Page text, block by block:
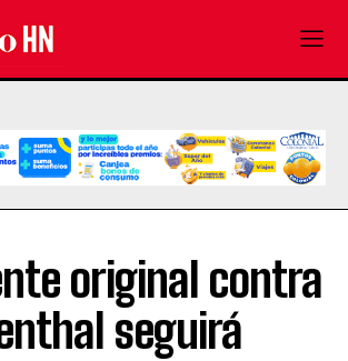
original contra
seguirá